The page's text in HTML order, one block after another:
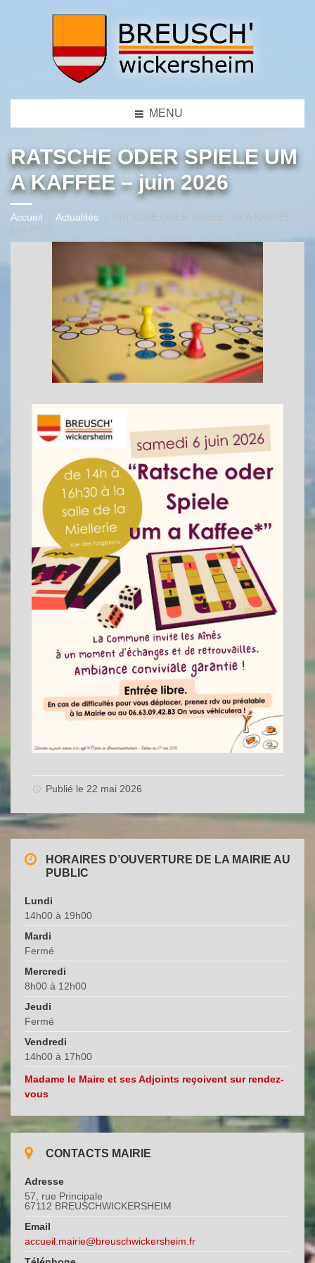
MENU
RATSCHE ODER SPIELE UM
A KAFFEE – juin 2026
Accueil Actualités
RATSCHE ODER SPIELE UM A KAFFEE –
juin 2026
Publié le 22 mai 2026
HORAIRES D’OUVERTURE DE LA MAIRIE AU
PUBLIC
Lundi
14h00 à 19h00
Mardi
Fermé
Mercredi
8h00 à 12h00
Jeudi
Fermé
Vendredi
14h00 à 17h00
Madame le Maire et ses Adjoints reçoivent sur rendez-
vous
CONTACTS MAIRIE
Adresse
57, rue Principale
67112 BREUSCHWICKERSHEIM
Email
accueil.mairie@breuschwickersheim.fr